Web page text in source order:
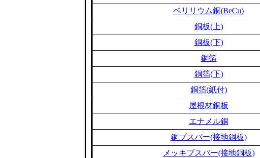
ベリリウム銅(BeCu)
銅板(上)
銅板(下)
銅箔
銅箔(下)
銅箔(紙付)
屋根材銅板
エナメル銅
銅ブスバー(接地銅板)
メッキブスバー(接地銅板)